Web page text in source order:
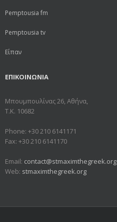
Pemptousia fm
Pemptousia tv
Είπαν
ΕΠΙΚΟΙΝΩΝΙΑ
Μπουμπουλίνας 26, Αθήνα,
Τ.Κ. 10682
Phone: +30 210 6141171
Fax: +30 210 6141170
Email: contact@stmaximthegreek.org
Web: stmaximthegreek.org